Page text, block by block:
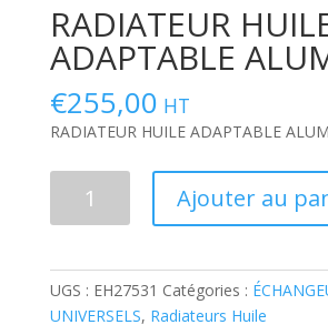
RADIATEUR
ADAPTABLE
€255,00 HT
RADIATEUR HUILE ADAPTABLE
ADAPTABLE
ALUMINIUM
Ajouter au
UGS : EH27531 Catégories :
UNIVERSELS, Radiateurs Huile